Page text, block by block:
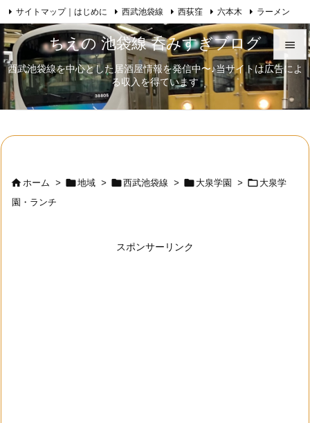
ちえの 池袋線 呑みすぎブログ
西武池袋線を中心とした居酒屋情報を発信中〜♪当サイトは広告によ
る収入を得ています


メニュ


サイトマップ｜はじめに 西武池袋線 西荻窪 六本木 ラーメン
日本酒 歌舞伎 自己紹介 RSS Feedly
ホーム > 地域 > 西武池袋線 >  大泉学園 >  大泉学
園・ランチ
スポンサーリンク